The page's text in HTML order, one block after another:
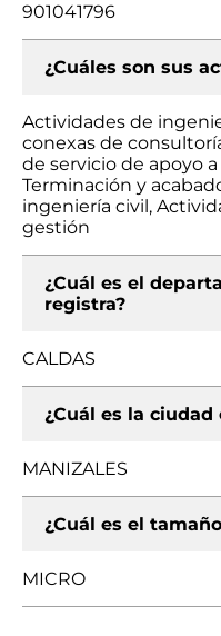
901041796
¿Cuáles son sus
Actividades de
conexas de
de servicio de apoyo a
Terminación y
ingeniería civil,
gestión
¿Cuál es el
registra?
CALDAS
¿Cuál es la
MANIZALES
¿Cuál es el
MICRO